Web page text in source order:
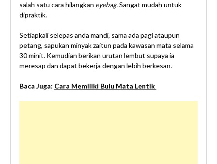
salah satu cara hilangkan eyebag.Sangat mudah untuk
dipraktik.
Setiapkali selepas anda mandi, sama ada pagi ataupun
petang, sapukan minyak zaitun pada kawasan mata selama
30 minit. Kemudian berikan urutan lembut supaya ia
meresap dan dapat bekerja dengan lebih berkesan.
Baca Juga: Cara Memiliki Bulu Mata Lentik